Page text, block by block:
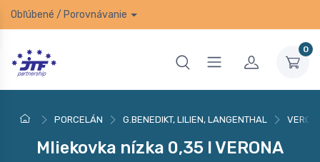
Obľúbené / Porovnávanie
0
PORCELÁN G.BENEDIKT, LILIEN, LANGENTHAL
Mliekovka nízka 0,35 l VERONA